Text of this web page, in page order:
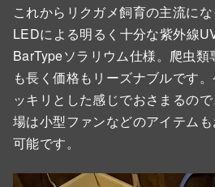
これからリクガメ飼育の主流にな
LEDによる明るく十分な紫外線
BarTypeソラリウム仕様。爬虫
も長く価格もリーズナブルです
ッキリとした感じでおさまるの
場は小型ファンなどのアイテム
可能です。